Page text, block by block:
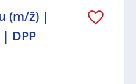
(m/ž) |
DPP